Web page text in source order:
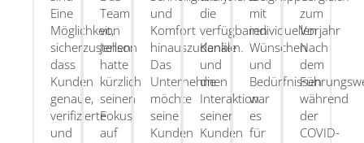
Eine
Möglichkeit,
sicherzustellen,
dass
Kunden
genaue,
verifizierte
und
Team
von
Jenson
hatte
kürzlich
seinen
Fokus
auf
und
Komfort
hinauszudenken.
Das
Unternehmen
möchte
seine
Kunden
die
verfügbaren
Kanäle
und
die
Interaktion
seiner
Kunden
mit
individuellen
Wünschen
und
Bedürfnissen
war
es
für
zum
Vorjahr
Nach
dem
während
der
COVID-